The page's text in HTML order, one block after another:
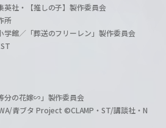
社・【推しの子】製作委員会
所
館／「葬送のフリーレン」製作委員会
分の花嫁∽」製作委員会
青ブタ Project ©CLAMP・ST/講談社・N